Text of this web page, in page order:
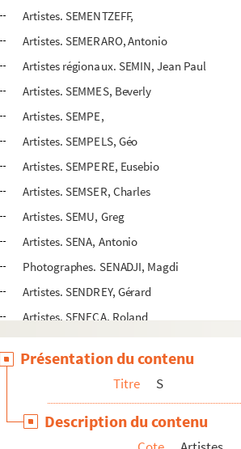
Artistes. SEMENTZEFF,
Artistes. SEMERARO, Antonio
Artistes régionaux. SEMIN, Jean Paul
Artistes. SEMMES, Beverly
Artistes. SEMPE,
Artistes. SEMPELS, Géo
Artistes. SEMPERE, Eusebio
Artistes. SEMSER, Charles
Artistes. SEMU, Greg
Artistes. SENA, Antonio
Photographes. SENADJI, Magdi
Artistes. SENDREY, Gérard
Artistes. SENECA, Roland
Artistes. SENECHAL, Sylvie
Artistes. SENET,
Photographes. SENEZ, Jean Paul
Artistes. SENGA,
Présentation du contenu
Titre S
Description du contenu